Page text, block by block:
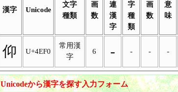
漢字 Unicode
文字
種類
画
数
連
漢
字
字
種
類
画
数
意
味
仰 U+4EF0
常用漢
字
6 - - - -
Unicodeから漢字を探す入力フォーム